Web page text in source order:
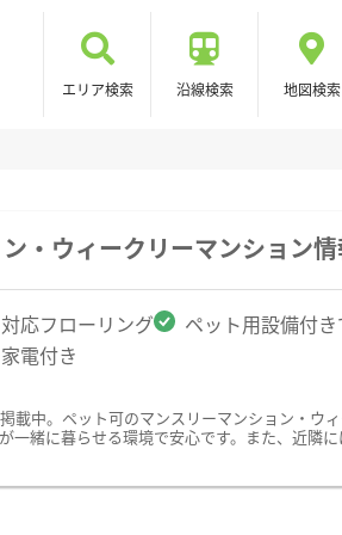
エリア検索 沿線検索 地図検索
・ウィークリーマンション
応フローリング ペット用設備付
電付き
中。ペット可のマンスリーマンション・ウ
緒に暮らせる環境で安心です。また、近隣